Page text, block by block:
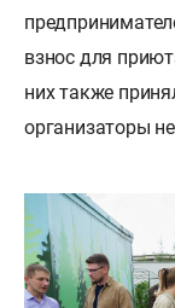
взнос для
них также
организаторы